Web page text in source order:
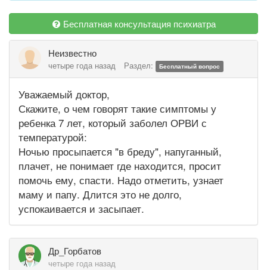
Бесплатная консультация психиатра
Неизвестно
четыре года назад Раздел: Бесплатный вопрос
Уважаемый доктор,
Скажите, о чем говорят такие симптомы у
ребенка 7 лет, который заболел ОРВИ с
температурой:
Ночью просыпается "в бреду", напуганный,
плачет, не понимает где находится, просит
помочь ему, спасти. Надо отметить, узнает
маму и папу. Длится это не долго,
успокаивается и засыпает.
Др_Горбатов
четыре года назад